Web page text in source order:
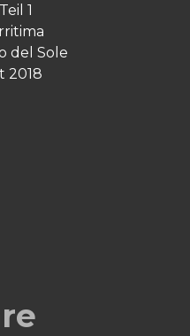
1
del Sole
2018